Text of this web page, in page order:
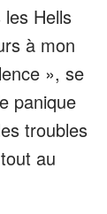
Hells
à mon
», se
panique
troubles
au